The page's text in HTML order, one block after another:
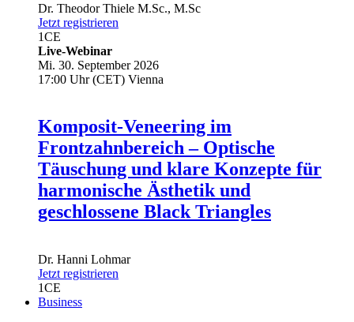
Dr. Theodor Thiele M.Sc., M.Sc
Jetzt registrieren
1CE
Live-Webinar
Mi. 30. September 2026
17:00 Uhr (CET) Vienna
Komposit-Veneering im
Frontzahnbereich – Optische
Täuschung und klare Konzepte für
harmonische Ästhetik und
geschlossene Black Triangles
Dr. Hanni Lohmar
Jetzt registrieren
1CE
Business